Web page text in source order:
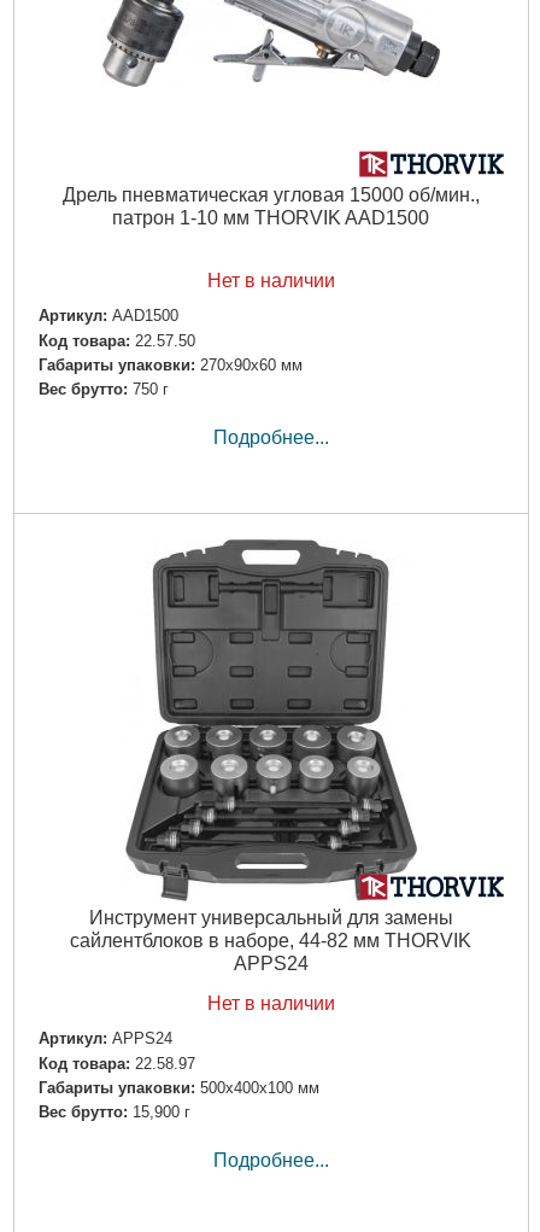
Дрель пневматическая угловая 15000 об/мин.,
патрон 1-10 мм THORVIK AAD1500
Нет в наличии
Артикул: AAD1500
Код товара: 22.57.50
Габариты упаковки: 270x90x60 мм
Вес брутто: 750 г
Подробнее...
Инструмент универсальный для замены
сайлентблоков в наборе, 44-82 мм THORVIK
APPS24
Нет в наличии
Артикул: APPS24
Код товара: 22.58.97
Габариты упаковки: 500x400x100 мм
Вес брутто: 15,900 г
Подробнее...